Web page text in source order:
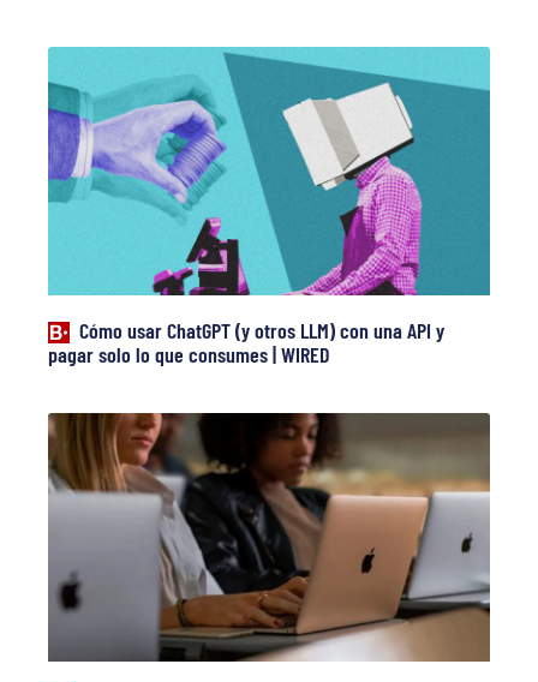
Cómo usar ChatGPT (y otros LLM) con una API y
pagar solo lo que consumes | WIRED